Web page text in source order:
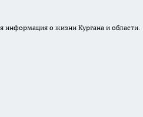
информация о жизни Кургана и области.